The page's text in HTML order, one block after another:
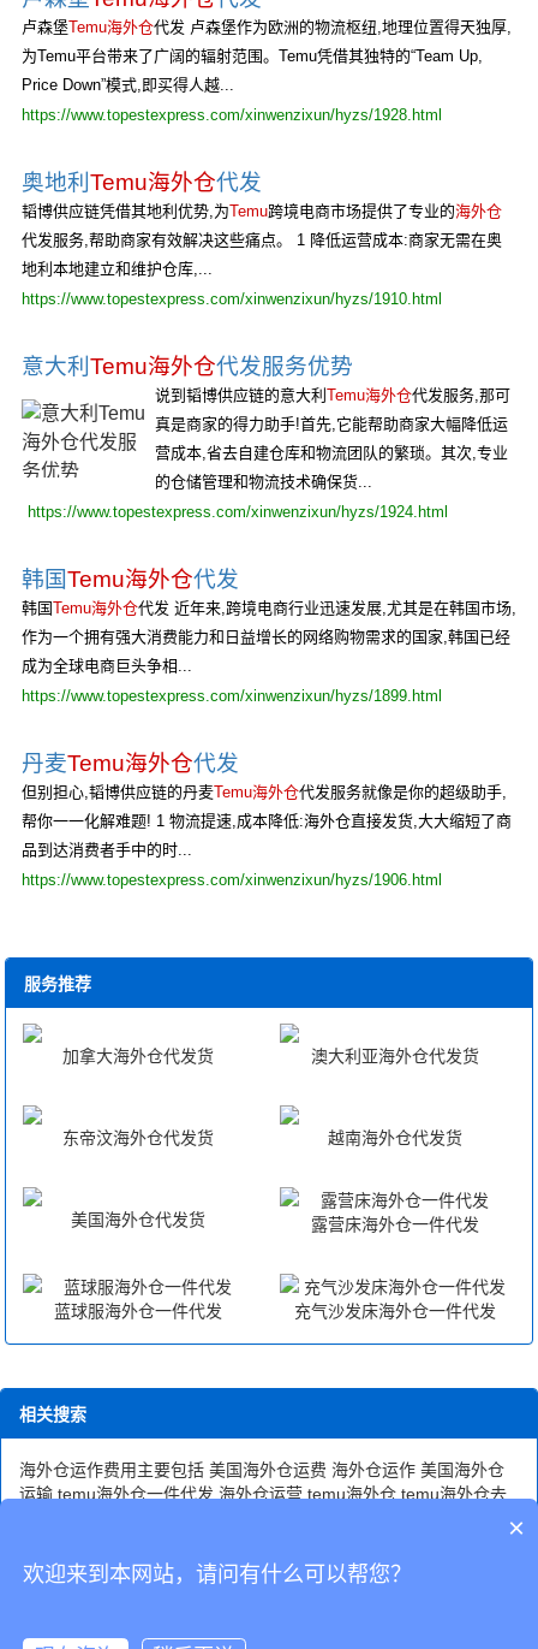
卢森堡Temu海外仓代发 卢森堡作为欧洲的物流枢纽,地理位置得天独厚,
为Temu平台带来了广阔的辐射范围。Temu凭借其独特的“Team Up,
Price Down”模式,即买得人越...
https://www.topestexpress.com/xinwenzixun/hyzs/1928.html
奥地利 Temu海外仓代发
韬博供应链凭借其地利优势,为Temu跨境电商市场提供了专业的海外仓
代发服务,帮助商家有效解决这些痛点。 1 降低运营成本:商家无需在奥
地利本地建立和维护仓库,...
https://www.topestexpress.com/xinwenzixun/hyzs/1910.html
意大利 Temu海外仓代发服务优势
说到韬博供应链的意大利 Temu海外仓代发服务,那可
真是商家的得力助手!首先,它能帮助商家大幅降低运
营成本,省去自建仓库和物流团队的繁琐。其次,专业
的仓储管理和物流技术确保货...
https://www.topestexpress.com/xinwenzixun/hyzs/1924.html
韩国Temu海外仓代发
韩国Temu海外仓代发 近年来,跨境电商行业迅速发展,尤其是在韩国市场,
作为一个拥有强大消费能力和日益增长的网络购物需求的国家,韩国已经
成为全球电商巨头争相...
https://www.topestexpress.com/xinwenzixun/hyzs/1899.html
丹麦Temu海外仓代发
但别担心,韬博供应链的丹麦Temu海外仓代发服务就像是你的超级助手,
帮你一一化解难题! 1 物流提速,成本降低:海外仓直接发货,大大缩短了商
品到达消费者手中的时...
https://www.topestexpress.com/xinwenzixun/hyzs/1906.html
服务推荐
加拿大海外仓代发货 澳大利亚海外仓代发货
东帝汶海外仓代发货 越南海外仓代发货
美国海外仓代发货 露营床海外仓一件代发
蓝球服海外仓一件代发 充气沙发床海外仓一件代发
相关搜索
海外仓运作费用主要包括 美国海外仓运费 海外仓运作 美国海外仓
运输 temu海外仓一件代发 海外仓运营 temu海外仓 temu海外仓去
美国海外仓运转流
仓运费
CopyRight © 深圳市韬博供应链有限公司
×
欢迎来到本网站，请问有什么可以帮您？